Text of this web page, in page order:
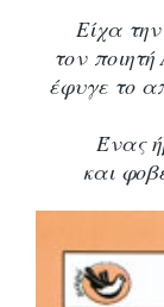
Είχα
τον
έφυγε το
Ένας
και